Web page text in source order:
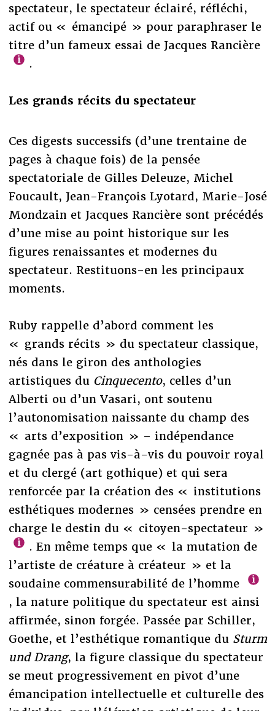
spectateur, le spectateur éclairé, réfléchi,
actif ou « émancipé » pour paraphraser le
titre d’un fameux essai de Jacques Rancière
.
Les grands récits du spectateur
Ces digests successifs (d’une trentaine de
pages à chaque fois) de la pensée
spectatoriale de Gilles Deleuze, Michel
Foucault, Jean-François Lyotard, Marie-José
Mondzain et Jacques Rancière sont précédés
d’une mise au point historique sur les
figures renaissantes et modernes du
spectateur. Restituons-en les principaux
moments.
Ruby rappelle d’abord comment les
« grands récits » du spectateur classique,
nés dans le giron des anthologies
artistiques du Cinquecento, celles d’un
Alberti ou d’un Vasari, ont soutenu
l’autonomisation naissante du champ des
« arts d’exposition » – indépendance
gagnée pas à pas vis-à-vis du pouvoir royal
et du clergé (art gothique) et qui sera
renforcée par la création des « institutions
esthétiques modernes » censées prendre en
charge le destin du « citoyen-spectateur »
. En même temps que « la mutation de
l’artiste de créature à créateur » et la
soudaine commensurabilité de l’homme
, la nature politique du spectateur est ainsi
affirmée, sinon forgée. Passée par Schiller,
Goethe, et l’esthétique romantique du Sturm
und Drang, la figure classique du spectateur
se meut progressivement en pivot d’une
émancipation intellectuelle et culturelle des